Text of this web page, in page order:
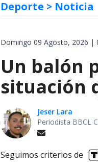
Deporte > Noticia
Domingo 09 Agosto, 2026 |
Un balón
situación
Jeser Lara
Periodista BBCL
Seguimos criterios de